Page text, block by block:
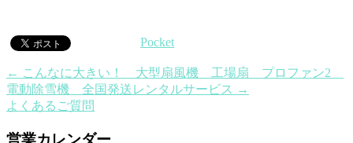
Pocket
← こんなに大きい！ 大型扇風機 工場扇 プロファン2
電動除雪機 全国発送レンタルサービス →
よくあるご質問
営業カレンダー